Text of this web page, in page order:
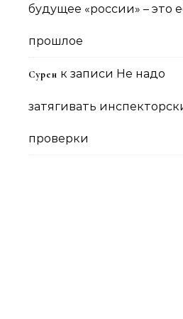
будущее «россии» – это
прошлое
Сурен к записи Не надо
затягивать
проверки